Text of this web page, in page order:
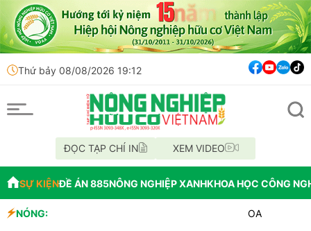
Thứ bảy 08/08/2026 19:12
ĐỌC TẠP CHÍ IN XEM VIDEO
SỰ KIỆNĐỀ ÁN 885NÔNG NGHIỆP XANHKHOA HỌC CÔNG
NÓNG:
OAU đưa nhà máy